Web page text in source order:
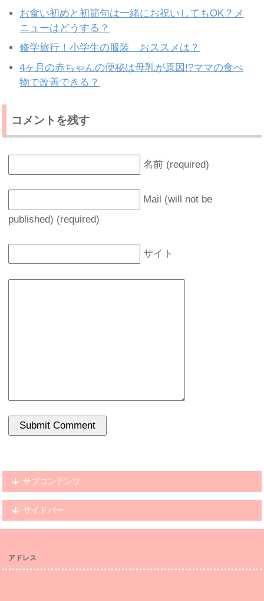
お食い初めと初節句は一緒にお祝いしてもOK？メ
ニューはどうする？
修学旅行！小学生の服装 おススメは？
4ヶ月の赤ちゃんの便秘は母乳が原因!?ママの食べ
物で改善できる？
コメントを残す
名前 (required)
Mail (will not be
published) (required)
サイト
サブコンテンツ
サイドバー
アドレス